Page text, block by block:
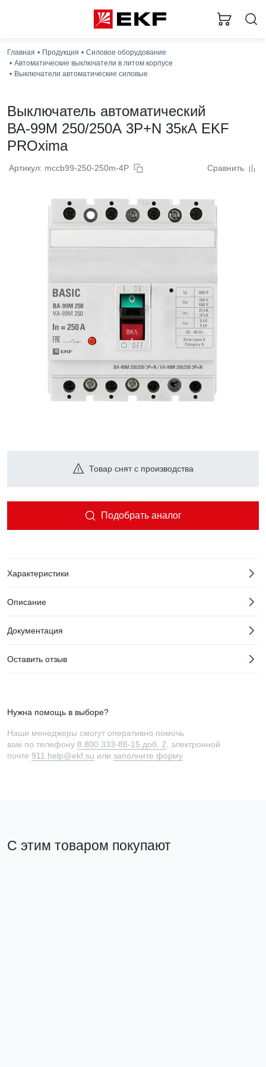
Главная Продукция
Силовое оборудование
Автоматические выключатели в литом корпусе
Выключатели автоматические силовые
Выключатель автоматический
ВА-99М 250/250А 3P+N 35кА EKF
PROxima
Артикул: mccb99-250-250m-4P Сравнить
Товар снят с производства
Подобрать аналог
Характеристики
Описание
Документация
Оставить отзыв
Нужна помощь в выборе?
Наши менеджеры смогут оперативно помочь
вам по телефону 8 800 333-88-15 доб. 2 , электронной
почте 911.help@ekf.su или заполните форму
С этим товаром покупают